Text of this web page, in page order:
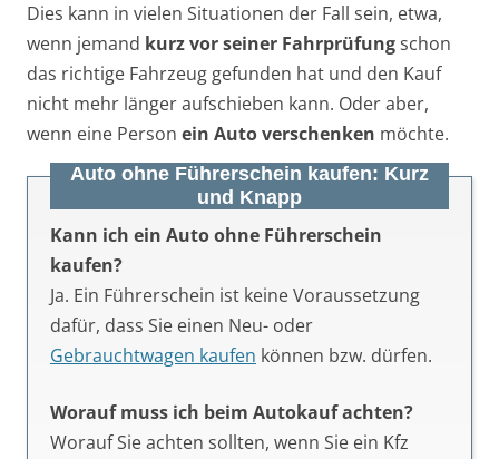
Dies kann in vielen Situationen der Fall sein, etwa,
wenn jemand kurz vor seiner Fahrprüfungschon
das richtige Fahrzeug gefunden hat und den Kauf
nicht mehr länger aufschieben kann. Oder aber,
wenn eine Person ein Auto verschenken möchte.
Auto ohne Führerschein kaufen: Kurz
und Knapp
Kann ich ein Auto ohne Führerschein
kaufen?
Ja. Ein Führerschein ist keine Voraussetzung
dafür, dass Sie einen Neu- oder
Gebrauchtwagen kaufen können bzw. dürfen.
Worauf muss ich beim Autokauf achten?
Worauf Sie achten sollten, wenn Sie ein Kfz